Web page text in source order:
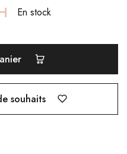
En stock
souhaits